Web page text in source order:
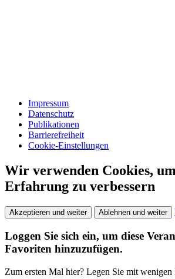
Impressum
Datenschutz
Publikationen
Barrierefreiheit
Cookie-Einstellungen
Wir verwenden Cookies,
Erfahrung zu verbessern
Akzeptieren und weiter Ablehnen und weiter
Loggen Sie sich ein, um diese
Favoriten hinzuzufügen.
Zum ersten Mal hier? Legen Sie mit